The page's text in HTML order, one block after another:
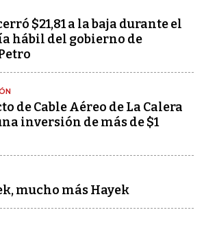
$21,81 a la baja durante el
hábil del gobierno de
de Cable Aéreo de La Calera
inversión de más de $1
mucho más Hayek